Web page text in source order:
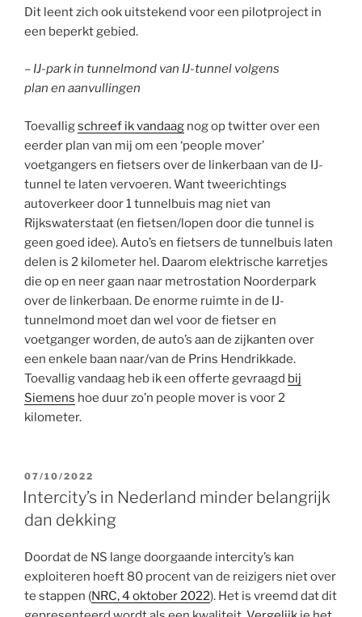
Dit leent zich ook uitstekend voor een pilotproject in
een beperkt gebied.
– IJ-park in tunnelmond van IJ-tunnel volgens
plan en aanvullingen
Toevalligschreef ik vandaag nog op twitter over een
eerder plan van mij om een ‘people mover’
voetgangers en fietsers over de linkerbaan van de IJ-
tunnel te laten vervoeren. Want tweerichtings
autoverkeer door 1 tunnelbuis mag niet van
Rijkswaterstaat (en fietsen/lopen door die tunnel is
geen goed idee). Auto’s en fietsers de tunnelbuis laten
delen is 2 kilometer hel. Daarom elektrische karretjes
die op en neer gaan naar metrostation Noorderpark
over de linkerbaan. De enorme ruimte in de IJ-
tunnelmond moet dan wel voor de fietser en
voetganger worden, de auto’s aan de zijkanten over
een enkele baan naar/van de Prins Hendrikkade.
Toevallig vandaag heb ik een offerte gevraagd bij
Siemens hoe duur zo’n people mover is voor 2
kilometer.
GEPLAATST
OP
07/10/2022
Intercity’s in Nederland minder belangrijk
dan dekking
Doordat de NS lange doorgaande intercity’s kan
exploiteren hoeft 80 procent van de reizigers niet over
te stappen (NRC, 4 oktober 2022). Het is vreemd dat dit